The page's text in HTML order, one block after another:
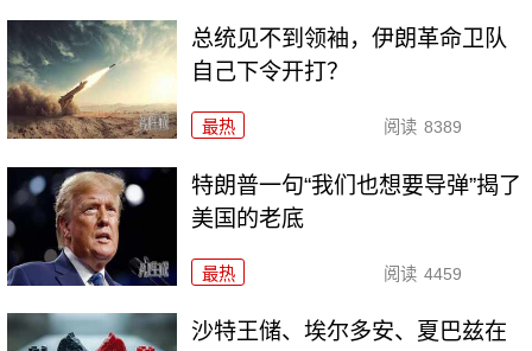
总统见不到领袖，伊朗革命卫队
自己下令开打？
最热 阅读 8389
特朗普一句“我们也想要导弹”揭了
美国的老底
最热 阅读 4459
沙特王储、埃尔多安、夏巴兹在